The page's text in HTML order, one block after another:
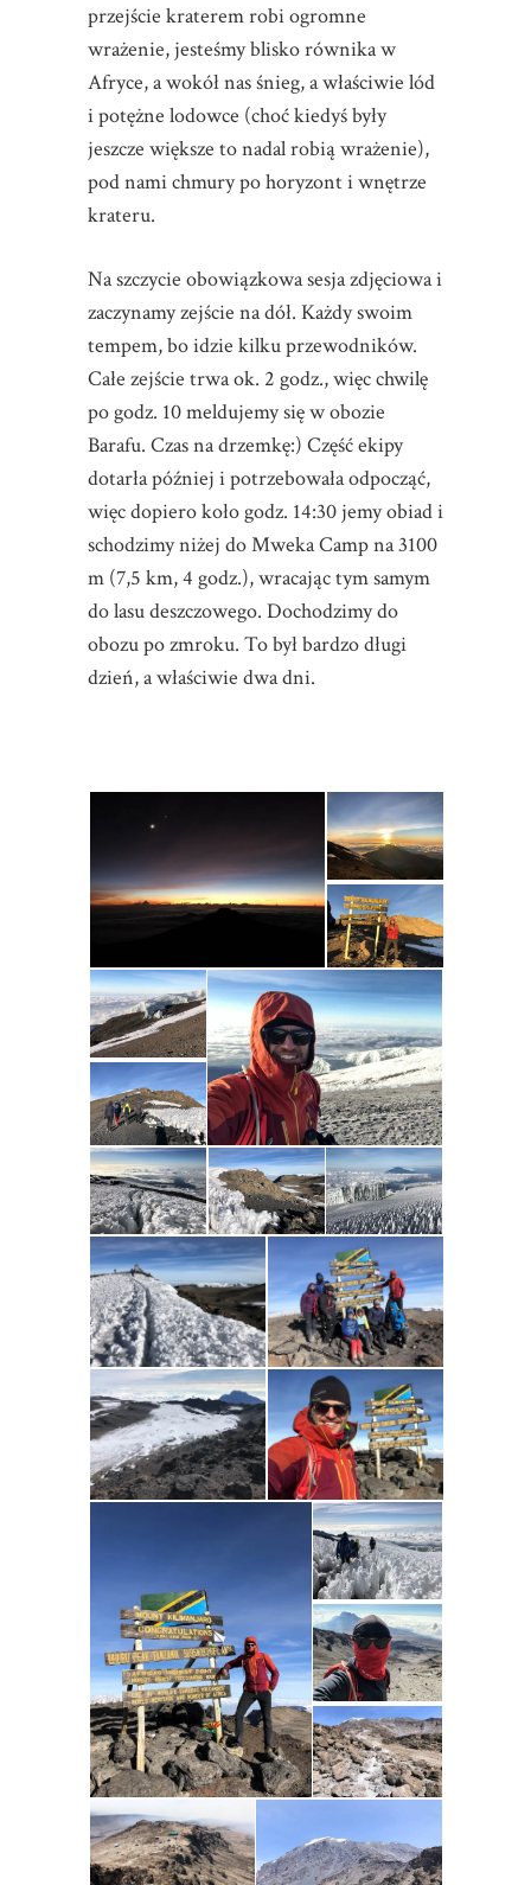
przejście kraterem robi ogromne
wrażenie, jesteśmy blisko równika w
Afryce, a wokół nas śnieg, a właściwie lód
i potężne lodowce (choć kiedyś były
jeszcze większe to nadal robią wrażenie),
pod nami chmury po horyzont i wnętrze
krateru.
Na szczycie obowiązkowa sesja zdjęciowa i
zaczynamy zejście na dół. Każdy swoim
tempem, bo idzie kilku przewodników.
Całe zejście trwa ok. 2 godz., więc chwilę
po godz. 10 meldujemy się w obozie
Barafu. Czas na drzemkę:) Część ekipy
dotarła później i potrzebowała odpocząć,
więc dopiero koło godz. 14:30 jemy obiad i
schodzimy niżej do Mweka Camp na 3100
m (7,5 km, 4 godz.), wracając tym samym
do lasu deszczowego. Dochodzimy do
obozu po zmroku. To był bardzo długi
dzień, a właściwie dwa dni.